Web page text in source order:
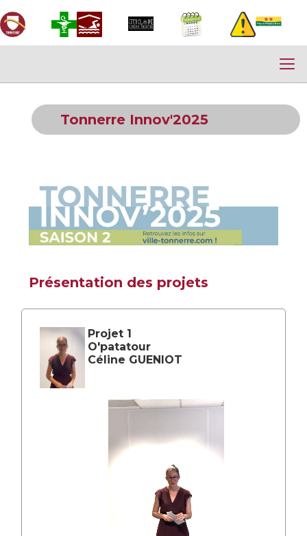
Tonnerre Innov'2025
Présentation des projets
Projet 1
O'patatour
Céline GUENIOT